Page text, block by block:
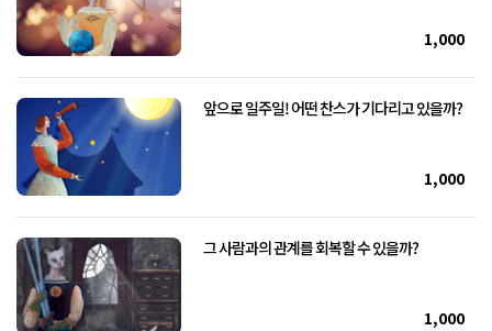
1,000
앞으로 일주일! 어떤 찬스가 기다리고 있을까?
1,000
그 사람과의 관계를 회복할 수 있을까?
1,000